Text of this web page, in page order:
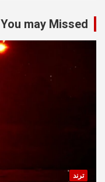
You may Missed
ترند